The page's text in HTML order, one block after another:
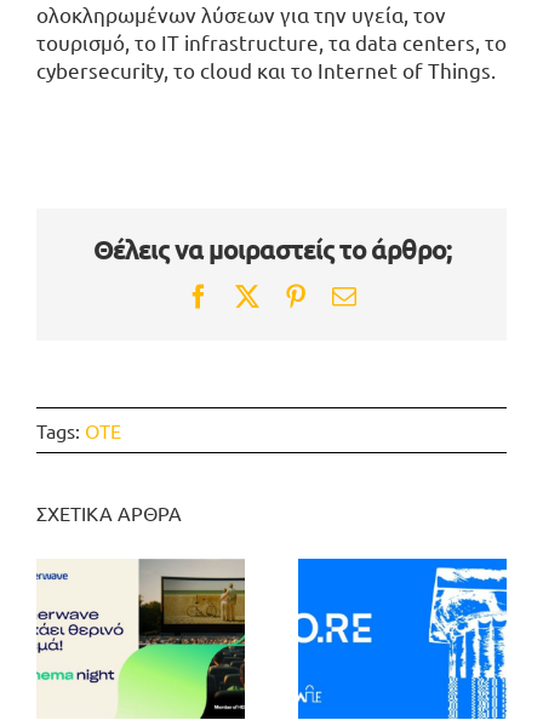
ολοκληρωμένων λύσεων για την υγεία, τον
τουρισμό, το ΙΤ infrastructure, τα data centers, το
cybersecurity, το cloud και το Internet of Things.
Θέλεις να μοιραστείς το άρθρο;
Facebook
TwitterPinterest
Email
Tags: ΟΤΕ
ΣΧΕΤΙΚΑ ΑΡΘΡΑ